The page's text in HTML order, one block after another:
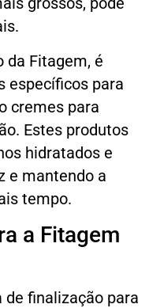
grossos, pode
da Fitagem, é
específicos para
cremes para
Estes produtos
hidratados e
e mantendo a
tempo.
a Fitagem
finalização para